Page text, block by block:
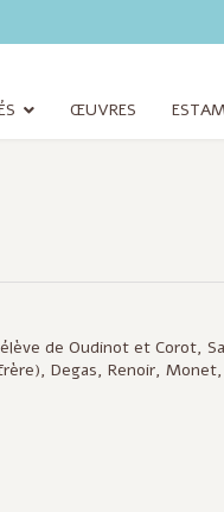
ŒUVRES
de Oudinot et Corot,
Degas, Renoir,